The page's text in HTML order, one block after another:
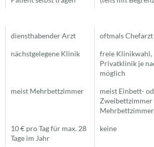
diensthabender Arzt oftmals Chefarzt
nächstgelegene Klinik
freie Klinikwahl,
Privatklinik je
möglich
meist Mehrbettzimmer
meist Einbett-
Zweibettzimmer
10 € pro Tag für max. 28
Tage im Jahr
keine